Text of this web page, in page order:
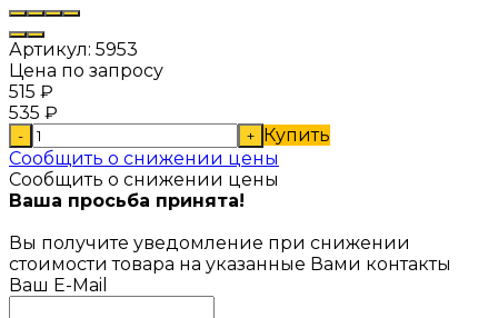
Артикул: 5953
Цена по запросу
515 ₽
535 ₽
- + Купить
Сообщить о снижении цены
Сообщить о снижении цены
Ваша просьба принята!
Вы получите уведомление при снижении
стоимости товара на указанные Вами контакты
Ваш E-Mail